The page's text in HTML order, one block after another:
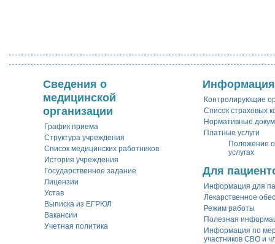
Сведения о
медицинской
организации
График приема
Структура учреждения
Список медицинских работников
История учреждения
Государственное задание
Лицензии
Устав
Выписка из ЕГРЮЛ
Вакансии
Учетная политика
Информация
Контролирующие
Список страховых
Нормативные
Платные услуги
Положение
услугах
Для
Информация для
Лекарственное
Режим работы
Полезная
Информация по
участников СВО и